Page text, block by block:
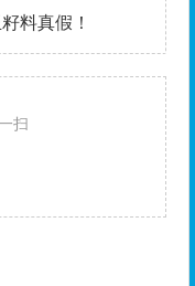
料真假！
扫